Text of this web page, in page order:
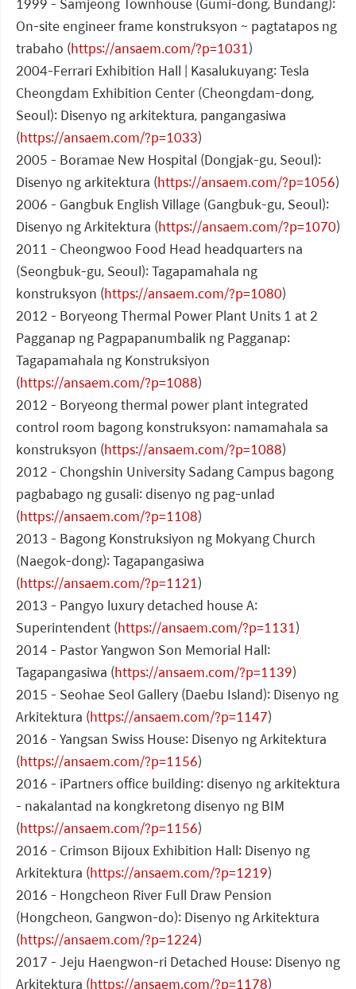
On-site engineer frame konstruksyon ~ pagtatapos ng
trabaho (https://ansaem.com/?p=1031)
2004-Ferrari Exhibition Hall | Kasalukuyang: Tesla
Cheongdam Exhibition Center (Cheongdam-dong,
Seoul): Disenyo ng arkitektura, pangangasiwa
(https://ansaem.com/?p=1033)
2005 - Boramae New Hospital (Dongjak-gu, Seoul):
Disenyo ng arkitektura (https://ansaem.com/?p=1056)
2006 - Gangbuk English Village (Gangbuk-gu, Seoul):
Disenyo ng Arkitektura (https://ansaem.com/?p=1070)
2011 - Cheongwoo Food Head headquarters na
(Seongbuk-gu, Seoul): Tagapamahala ng
konstruksyon (https://ansaem.com/?p=1080)
2012 - Boryeong Thermal Power Plant Units 1 at 2
Pagganap ng Pagpapanumbalik ng Pagganap:
Tagapamahala ng Konstruksiyon
(https://ansaem.com/?p=1088)
2012 - Boryeong thermal power plant integrated
control room bagong konstruksyon: namamahala sa
konstruksyon (https://ansaem.com/?p=1088)
2012 - Chongshin University Sadang Campus bagong
pagbabago ng gusali: disenyo ng pag-unlad
(https://ansaem.com/?p=1108)
2013 - Bagong Konstruksiyon ng Mokyang Church
(Naegok-dong): Tagapangasiwa
(https://ansaem.com/?p=1121)
2013 - Pangyo luxury detached house A:
Superintendent (https://ansaem.com/?p=1131)
2014 - Pastor Yangwon Son Memorial Hall:
Tagapangasiwa (https://ansaem.com/?p=1139)
2015 - Seohae Seol Gallery (Daebu Island): Disenyo ng
Arkitektura (https://ansaem.com/?p=1147)
2016 - Yangsan Swiss House: Disenyo ng Arkitektura
(https://ansaem.com/?p=1156)
2016 - iPartners office building: disenyo ng arkitektura
- nakalantad na kongkretong disenyo ng BIM
(https://ansaem.com/?p=1156)
2016 - Crimson Bijoux Exhibition Hall: Disenyo ng
Arkitektura (https://ansaem.com/?p=1219)
2016 - Hongcheon River Full Draw Pension
(Hongcheon, Gangwon-do): Disenyo ng Arkitektura
(https://ansaem.com/?p=1224)
2017 - Jeju Haengwon-ri Detached House: Disenyo ng
Arkitektura (https://ansaem.com/?p=1178)